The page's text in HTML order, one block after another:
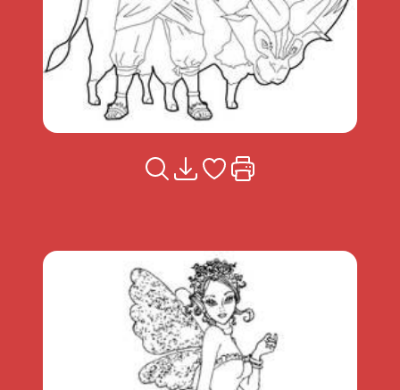
Voir la fiche
Télécharger
Ajouter à mes coups de
Imprimer